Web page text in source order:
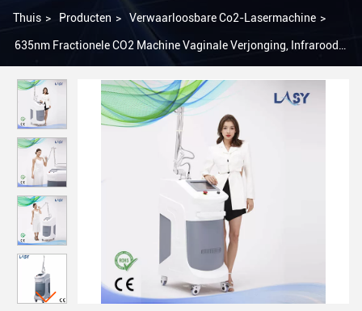
Thuis > Producten > Verwaarloosbare Co2-Lasermachine >
635nm Fractionele CO2 Machine Vaginale Verjonging, Infrarood